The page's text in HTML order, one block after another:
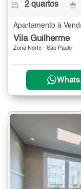
2 quartos
Apartamento à
Vila Guilherme
Zona Norte - São Paulo